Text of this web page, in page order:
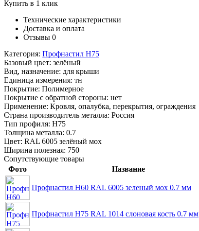
Купить в 1 клик
Технические характеристики
Доставка и оплата
Отзывы 0
Категория: Профнастил Н75
Базовый цвет: зелёный
Вид, назначение: для крыши
Единица измерения: тн
Покрытие: Полимерное
Покрытие с обратной стороны: нет
Применение: Кровля, опалубка, перекрытия, ограждения
Страна производитель металла: Россия
Тип профиля: Н75
Толщина металла: 0.7
Цвет: RAL 6005 зелёный мох
Ширина полезная: 750
Сопутствующие товары
Фото
Название
Профнастил Н60 RAL 6005 зеленый мох 0.7 мм
Профнастил Н75 RAL 1014 слоновая кость 0.7 мм